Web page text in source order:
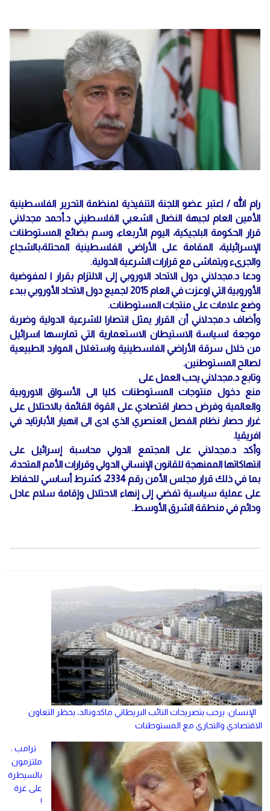
رام الله / اعتبر عضو اللجنة التنفيذية لمنظمة التحرير الفلسطينية
الأمين العام لجبهة النضال الشعبي الفلسطيني د.أحمد مجدلاني
قرار الحكومة البلجيكية، اليوم الأربعاء، وسم بضائع المستوطنات
الإسرائيلية، المقامة على الأراضي الفلسطينية المحتلة،بالشجاع
والجرىء ويتماشى مع قرارات الشرعية الدولية.
ودعا د.مجدلاني دول الاتحاد الاوروبي إلى الالتزام بقرار ا لمفوضية
الأوروبية التي اوعزت في العام 2015 لجميع دول الاتحاد الأوروبي ببدء
وضع علامات على منتجات المستوطنات.
وأضاف د.مجدلاني أن القرار يمثل انتصارا للشرعية الدولية وضربة
موجعة لسياسة الاستيطان الاستعمارية التي تمارسها اسرائيل
من خلال سرقة الأراضي الفلسطينية واستغلال الموارد الطبيعية
لصالح المستوطنين.
وتابع د.مجدلاني يحب العمل على
منع دخول منتوجات المستوطنات كليا الى الأسواق الاوروبية
والعالمية وفرض حصار اقتصادي على القوة القائمة بالاحتلال على
غرار حصار نظام الفصل العنصري الذي ادى الى انهيار الأبارتايد في
افريقيا.
وأكد د.مجدلاني على المجتمع الدولي محاسبة إسرائيل على
انتهاكاتها الممنهجة للقانون الإنساني الدولي وقرارات الأمم المتحدة،
بما في ذلك قرار مجلس الأمن رقم 2334، كشرط أساسي للحفاظ
على عملية سياسية تفضي إلى إنهاء الاحتلال وإقامة سلام عادل
ودائم في منطقة الشرق الأوسط.
الإنسان: يرحب بتصريحات النائب البريطاني ماكدونالد، بحظر التعاون
الاقتصادي والتجاري مع المستوطنات
ترامب :
ملتزمون
بالسيطرة
على غزة
!